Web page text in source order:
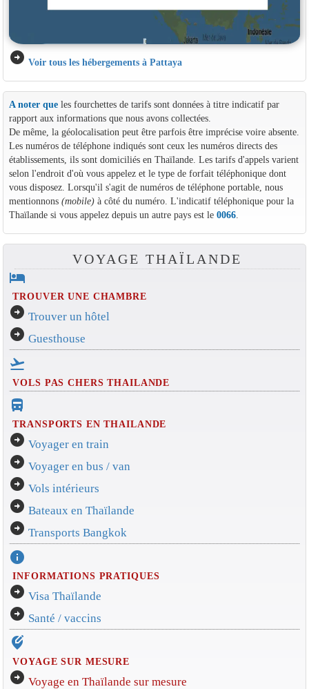
arrow_circle_right Voir tous les hébergements à Pattaya
A noter queles fourchettes de tarifs sont données à titre indicatif par
rapport aux informations que nous avons collectées.
De même, la géolocalisation peut être parfois être imprécise voire absente.
Les numéros de téléphone indiqués sont ceux les numéros directs des
établissements, ils sont domiciliés en Thaïlande. Les tarifs d'appels varient
selon l'endroit d'où vous appelez et le type de forfait téléphonique dont
vous disposez. Lorsqu'il s'agit de numéros de téléphone portable, nous
mentionnons (mobile)à côté du numéro. L'indicatif téléphonique pour la
Thaïlande si vous appelez depuis un autre pays est le 0066.
VOYAGE THAÏLANDE
hotel
TROUVER UNE CHAMBRE
arrow_circle_right Trouver un hôtel
arrow_circle_right Guesthouse
flight_takeoff
VOLS PAS CHERS THAILANDE
directions_bus_filled
TRANSPORTS EN THAILANDE
arrow_circle_right Voyager en train
arrow_circle_right Voyager en bus / van
arrow_circle_right Vols intérieurs
arrow_circle_right Bateaux en Thaïlande
arrow_circle_right Transports Bangkok
info
INFORMATIONS PRATIQUES
arrow_circle_right Visa Thaïlande
arrow_circle_right Santé / vaccins
edit_location_alt
VOYAGE SUR MESURE
arrow_circle_right Voyage en Thaïlande sur mesure